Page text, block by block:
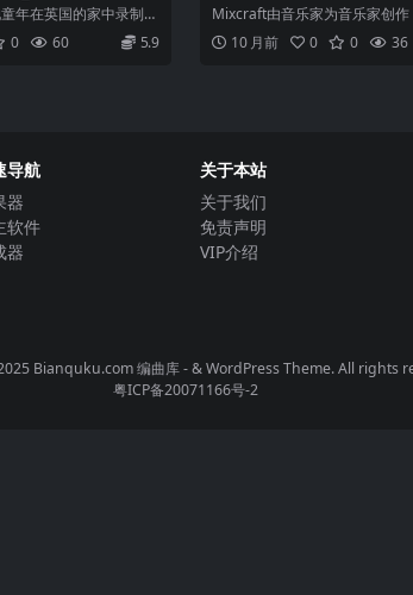
年在英国的家中录制，
独特的亲密感。 角色...
0 60 5.9
ording Studio 10
6 [WiN]
Mixcraft由音乐家为音乐家创作
和原始动力而在业内无与伦比。
10 月前 0 0 36
导航
器
软件
器
关于本站
关于我们
免责声明
VIP介绍
Bianquku.com编曲库- & WordPress Theme. All rights
粤ICP备20071166号-2